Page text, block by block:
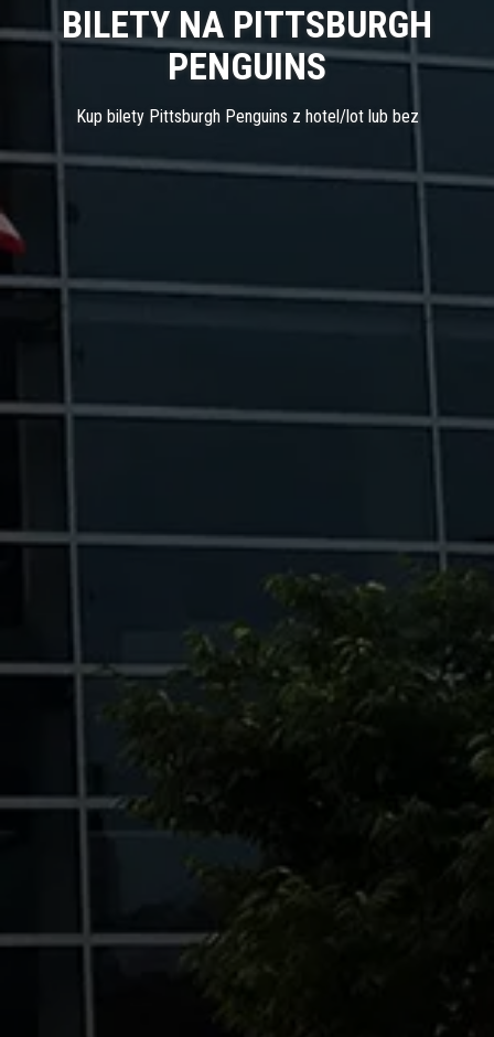
BILETY NA PITTSBURGH
PENGUINS
Kup bilety Pittsburgh Penguins z hotel/lot lub bez